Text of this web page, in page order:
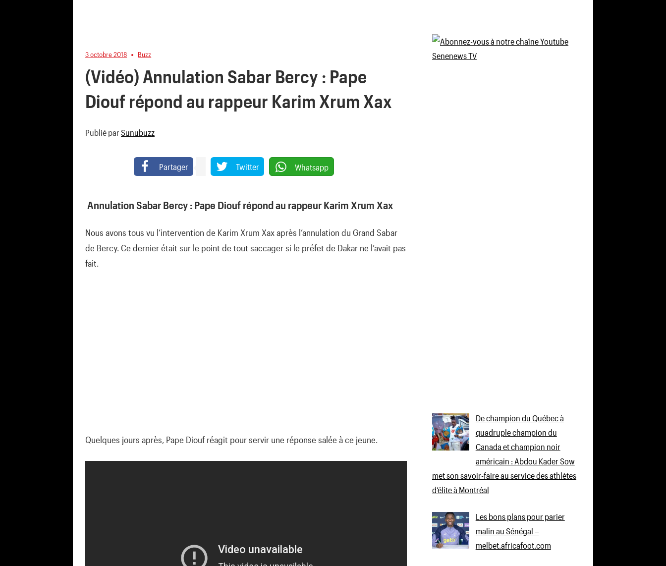
3 octobre 2018 Buzz
(Vidéo) Annulation Sabar Bercy : Pape
Diouf répond au rappeur Karim Xrum Xax
Publié par Sunubuzz
Partager Twitter Whatsapp
Annulation Sabar Bercy : Pape Diouf répond au rappeur Karim Xrum Xax
Nous avons tous vu l’intervention de Karim Xrum Xax après l’annulation du Grand Sabar
de Bercy. Ce dernier était sur le point de tout saccager si le préfet de Dakar ne l’avait pas
fait.
Quelques jours après, Pape Diouf réagit pour servir une réponse salée à ce jeune.
De champion du Québec à
quadruple champion du
Canada et champion noir
américain : Abdou Kader Sow
met son savoir-faire au service des athlètes
d’élite à Montréal
Les bons plans pour parier
malin au Sénégal –
melbet.africafoot.com